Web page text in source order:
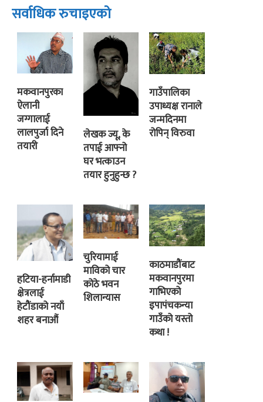
सर्वाधिक रुचाइएको
मकवानपुरका
ऐलानी
जग्गालाई
लालपुर्जा दिने
तयारी
लेखक ज्यू, के
तपाई आफ्नो
घर भत्काउन
तयार हुनुहुन्छ ?
गाउँपालिका
उपाध्यक्ष रानाले
जन्मदिनमा
रोपिन् विरुवा
हटिया-हर्नामाडी
क्षेत्रलाई
हेटौंडाको नयाँ
शहर बनाऔं
चुरियामाई
माविको चार
कोठे भवन
शिलान्यास
काठमाडौंबाट
मकवानपुरमा
गाभिएको
इपापंचकन्या
गाउँको यस्तो
कथा !